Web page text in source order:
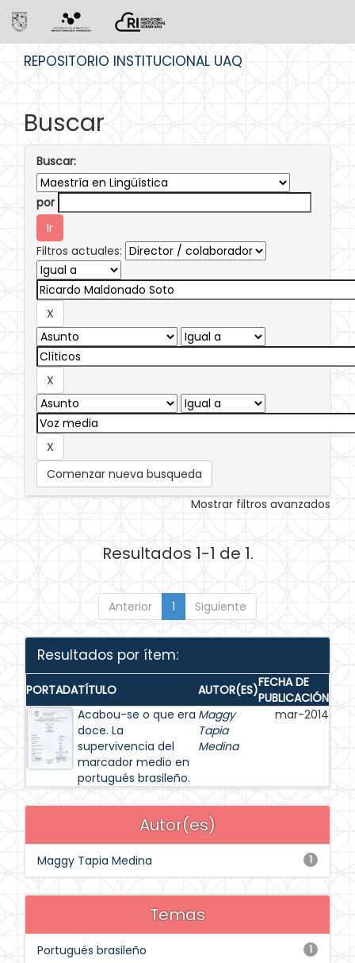
REPOSITORIO INSTITUCIONAL UAQ
Buscar
Buscar:
por
Filtros actuales:
Comenzar nueva busqueda
Mostrar filtros avanzados
Resultados 1-1 de 1.
Anterior 1 Siguiente
Resultados por ítem:
PORTADATÍTULO AUTOR(ES)FECHA DE
PUBLICACIÓN
Acabou-se o que era
doce. La
supervivencia del
marcador medio en
portugués brasileño.
Maggy
Tapia
Medina
mar-2014
Autor(es)
1
Maggy Tapia Medina
Temas
1
Portugués brasileño